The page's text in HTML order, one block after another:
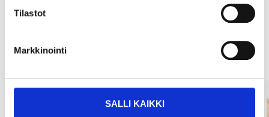
Tilastot
Markkinointi
SALLI KAIKKI